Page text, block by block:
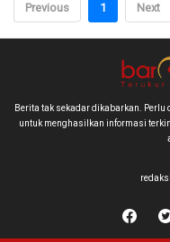
Previous 1 Next
Berita tak sekadar dikabarkan.
untuk menghasilkan informasi